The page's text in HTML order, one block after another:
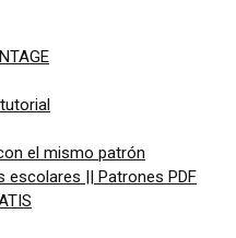
el mismo patrón
escolares || Patrones PDF